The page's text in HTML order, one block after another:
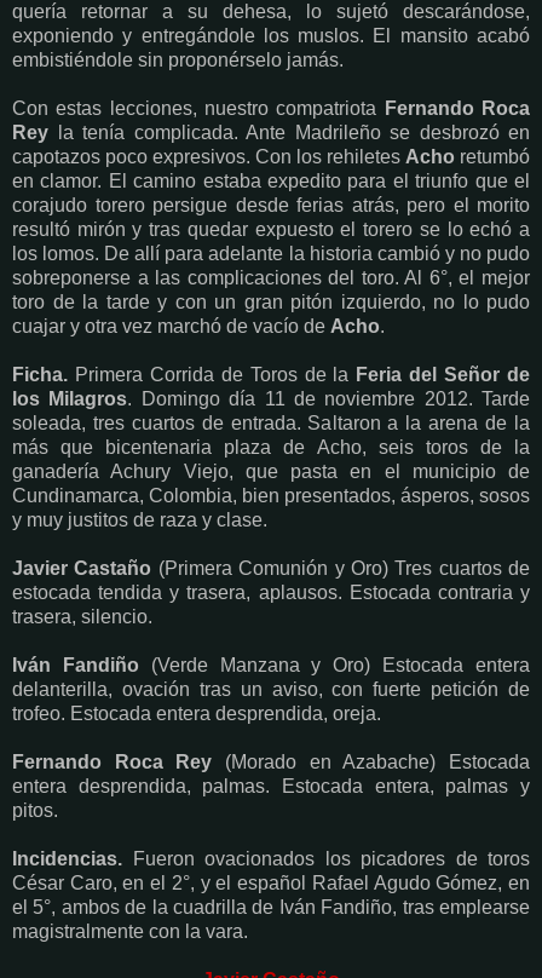
quería retornar a su dehesa, lo sujetó descarándose,
exponiendo y entregándole los muslos. El mansito acabó
embistiéndole sin proponérselo jamás.
Con estas lecciones, nuestro compatriota
Fernando Roca
Rey la tenía complicada. Ante Madrileño se desbrozó en
capotazos poco expresivos. Con los rehiletes Acho retumbó
en clamor. El camino estaba expedito para el triunfo que el
corajudo torero persigue desde ferias atrás, pero el morito
resultó mirón y tras quedar expuesto el torero se lo echó a
los lomos. De allí para adelante la historia cambió y no pudo
sobreponerse a las complicaciones del toro. Al 6°, el mejor
toro de la tarde y con un gran pitón izquierdo, no lo pudo
cuajar y otra vez marchó de vacío de Acho.
Ficha. Primera Corrida de Toros de la Feria del Señor de
los Milagros. Domingo día 11 de noviembre 2012. Tarde
soleada, tres cuartos de entrada. Saltaron a la arena de la
más que bicentenaria plaza de Acho, seis toros de la
ganadería Achury Viejo, que pasta en el municipio de
Cundinamarca, Colombia, bien presentados, ásperos, sosos
y muy justitos de raza y clase.
Javier Castaño (Primera Comunión y Oro) Tres cuartos de
estocada tendida y trasera, aplausos. Estocada contraria y
trasera, silencio.
Iván Fandiño (Verde Manzana y Oro) Estocada entera
delanterilla, ovación tras un aviso, con fuerte petición de
trofeo. Estocada entera desprendida, oreja.
Fernando Roca Rey (Morado en Azabache) Estocada
entera desprendida, palmas. Estocada entera, palmas y
pitos.
Incidencias. Fueron ovacionados los picadores de toros
César Caro, en el 2°, y el español Rafael Agudo Gómez, en
el 5°, ambos de la cuadrilla de Iván Fandiño, tras emplearse
magistralmente con la vara.